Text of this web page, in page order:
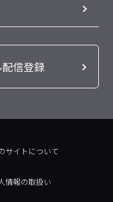
信登録
サイトについて
情報の取扱い